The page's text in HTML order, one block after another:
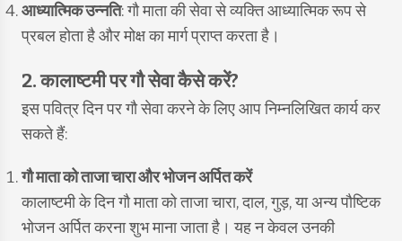
आध्यात्मिक उन्नति: गौ माता की सेवा से व्यक्ति आध्यात्मिक रूप से
प्रबल होता है और मोक्ष का मार्ग प्राप्त करता है।
2. कालाष्टमी पर गौ सेवा कैसे करें?
इस पवित्र दिन पर गौ सेवा करने के लिए आप निम्नलिखित कार्य कर
सकते हैं:
गौ माता को ताजा चारा और भोजन अर्पित करें
कालाष्टमी के दिन गौ माता को ताजा चारा, दाल, गुड़, या अन्य पौष्टिक
भोजन अर्पित करना शुभ माना जाता है। यह न केवल उनकी